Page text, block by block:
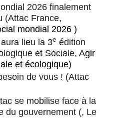
2026 finalement
(Attac France,
mondial 2026 )
lieu la 3e édition
et Sociale, Agir
et écologique)
de vous ! (Attac
se mobilise face à la
du gouvernement (, Le